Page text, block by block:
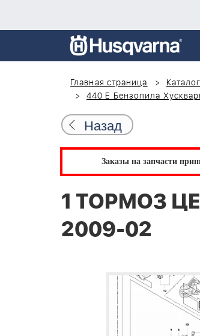
Главная страница
440 E Бензопила
Назад
Заказы на запчасти
1 ТОРМОЗ
2009-02